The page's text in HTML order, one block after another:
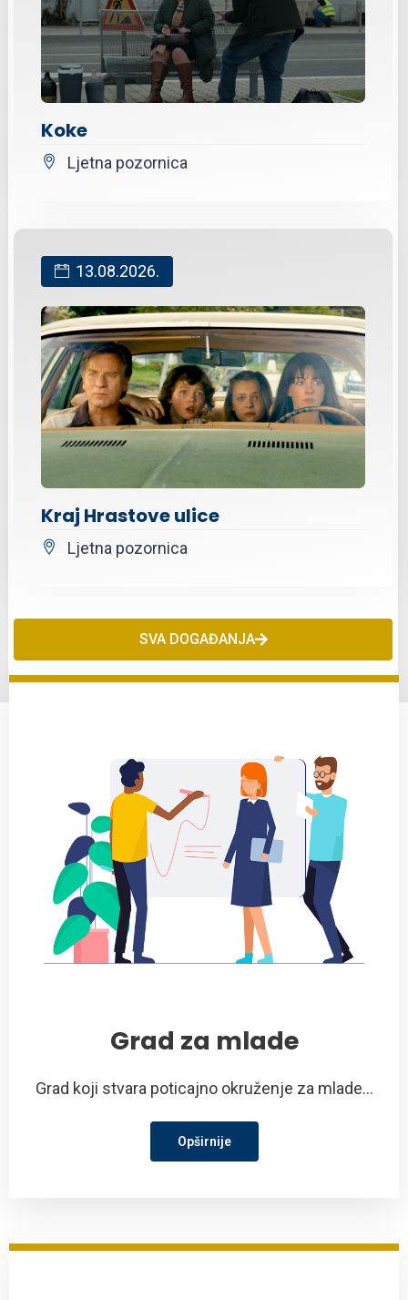
Koke
Ljetna pozornica
13.08.2026.
Kraj Hrastove ulice
Ljetna pozornica
SVA DOGAĐANJA
Grad za mlade
Grad koji stvara poticajno okruženje za mlade...
Opširnije